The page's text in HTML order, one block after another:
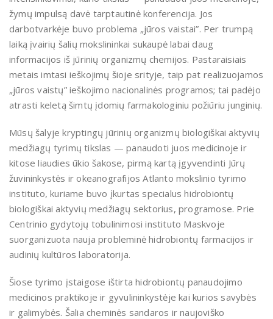
žymų impulsą davė tarptautinė konferencija. Jos
darbotvarkėje buvo problema „jūros vaistai”. Per trumpą
laiką įvairių šalių mokslininkai sukaupė labai daug
informacijos iš jūrinių organizmų chemijos. Pastaraisiais
metais imtasi ieškojimų šioje srityje, taip pat realizuojamos
„jūros vaistų” ieškojimo nacionalinės programos; tai padėjo
atrasti keletą šimtų įdomių farmakologiniu požiūriu junginių.
Mūsų šalyje kryptingų jūrinių organizmų biologiškai aktyvių
medžiagų tyrimų tikslas — panaudoti juos medicinoje ir
kitose liaudies ūkio šakose, pirmą kartą įgyvendinti Jūrų
žuvininkystės ir okeanografijos Atlanto mokslinio tyrimo
instituto, kuriame buvo įkurtas specialus hidrobiontų
biologiškai aktyvių medžiagų sektorius, programose. Prie
Centrinio gydytojų tobulinimosi instituto Maskvoje
suorganizuota nauja probleminė hidrobiontų farmacijos ir
audinių kultūros laboratorija.
Šiose tyrimo įstaigose ištirta hidrobiontų panaudojimo
medicinos praktikoje ir gyvulininkystėje kai kurios savybės
ir galimybės. Šalia cheminės sandaros ir naujoviško